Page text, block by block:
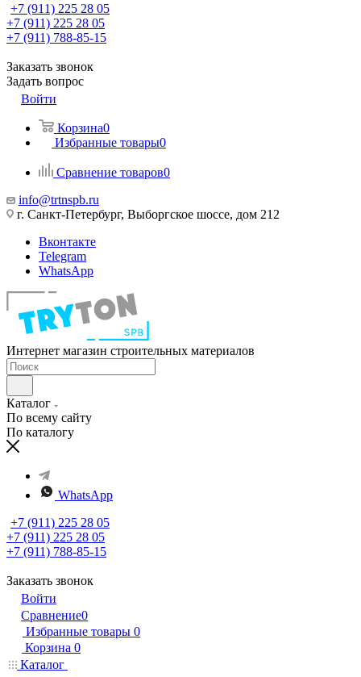
+7 (911) 225 28 05
+7 (911) 225 28 05
+7 (911) 788-85-15
Заказать звонок
Задать вопрос
Войти
Корзина0
Избранные товары0
Сравнение товаров0
info@trtnspb.ru
г. Санкт-Петербург, Выборгское шоссе, дом 212
Вконтакте
Telegram
WhatsApp
Интернет магазин строительных материалов
Каталог
По всему сайту
По каталогу
WhatsApp
+7 (911) 225 28 05
+7 (911) 225 28 05
+7 (911) 788-85-15
Заказать звонок
Войти
Сравнение0
Избранные товары 0
Корзина 0
Каталог